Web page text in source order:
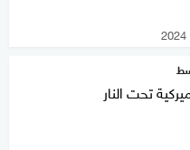
تحت النار